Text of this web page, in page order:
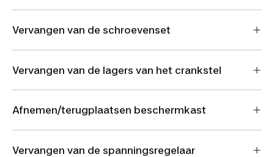
Vervangen van de schroevenset
Vervangen van de lagers van het crankstel
Afnemen/terugplaatsen beschermkast
Vervangen van de spanningsregelaar